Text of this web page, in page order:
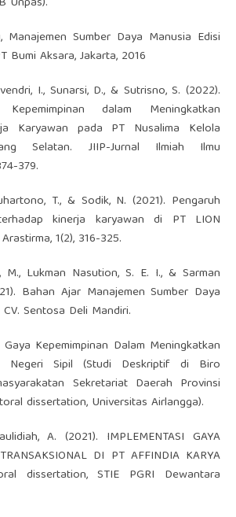
Manajemen Sumber Daya Manusia Edisi
Bumi Aksara, Jakarta, 2016
I., Sunarsi, D., & Sutrisno, S. (2022).
dalam Meningkatkan
Karyawan pada PT Nusalima Kelola
Selatan. JIIP-Jurnal Ilmiah Ilmu
379.
T., & Sodik, N. (2021). Pengaruh
kinerja karyawan di PT LION
1(2), 316-325.
M., Lukman Nasution, S. E. I., & Sarman
Bahan Ajar Manajemen Sumber Daya
Sentosa Deli Mandiri.
Kepemimpinan Dalam Meningkatkan
Negeri Sipil (Studi Deskriptif di Biro
Sekretariat Daerah Provinsi
dissertation, Universitas Airlangga).
A. (2021). IMPLEMENTASI GAYA
DI PT AFFINDIA KARYA
dissertation, STIE PGRI Dewantara